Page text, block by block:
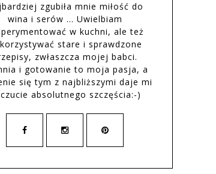
zgubiła mnie miłość do
wina i serów … Uwielbiam
w kuchni, ale też
stare i sprawdzone
zwłaszcza mojej babci.
i gotowanie to moja pasja, a
się tym z najbliższymi daje mi
absolutnego szczęścia:-)